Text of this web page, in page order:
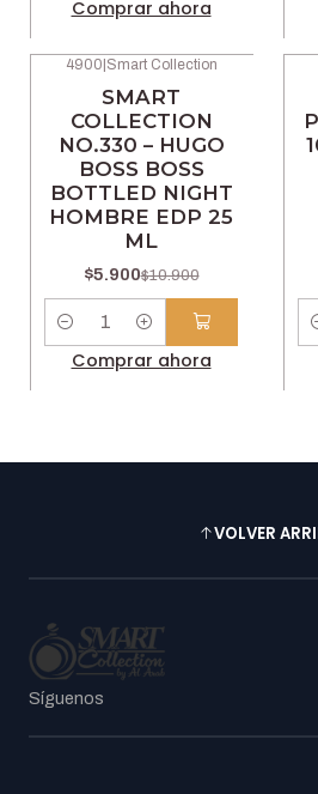
Comprar ahora
4900|Smart Collection
SMART
COLLECTION
NO.330 – HUGO
BOSS BOSS
BOTTLED NIGHT
HOMBRE EDP 25
ML
$5.900$10.900
Cantidad
Comprar ahora
VOLVER
Síguenos